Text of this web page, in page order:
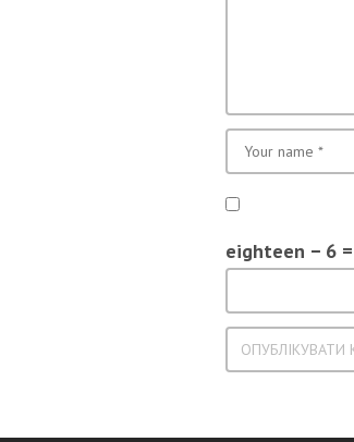
eighteen − 6 =